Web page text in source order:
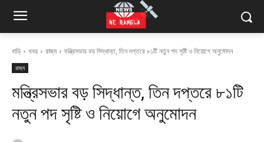
বাড়ি খবর রাজ্য মন্ত্রিসভার বড় সিদ্ধান্ত, তিন দপ্তরে ৮১টি নতুন পদ সৃষ্টি ও নিয়োগে অনুমোদন
রাজ্য
মন্ত্রিসভার বড় সিদ্ধান্ত, তিন দপ্তরে ৮১টি
নতুন পদ সৃষ্টি ও নিয়োগে অনুমোদন